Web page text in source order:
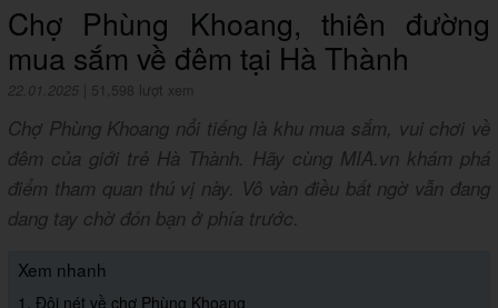
Chợ Phùng Khoang, thiên đường
mua sắm về đêm tại Hà Thành
22.01.2025 51,598 lượt xem
Chợ Phùng Khoang nổi tiếng là khu mua sắm, vui chơi về
đêm của giới trẻ Hà Thành. Hãy cùng MIA.vn khám phá
điểm tham quan thú vị này. Vô vàn điều bất ngờ vẫn đang
dang tay chờ đón bạn ở phía trước.
Xem nhanh
1. Đôi nét về chợ Phùng Khoang